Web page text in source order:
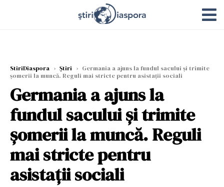
StiriDiaspora › Știri › Germania a ajuns la fundul sacului și trimite
șomerii la muncă. Reguli mai stricte pentru asistații sociali
Germania a ajuns la
fundul sacului și trimite
șomerii la muncă. Reguli
mai stricte pentru
asistații sociali